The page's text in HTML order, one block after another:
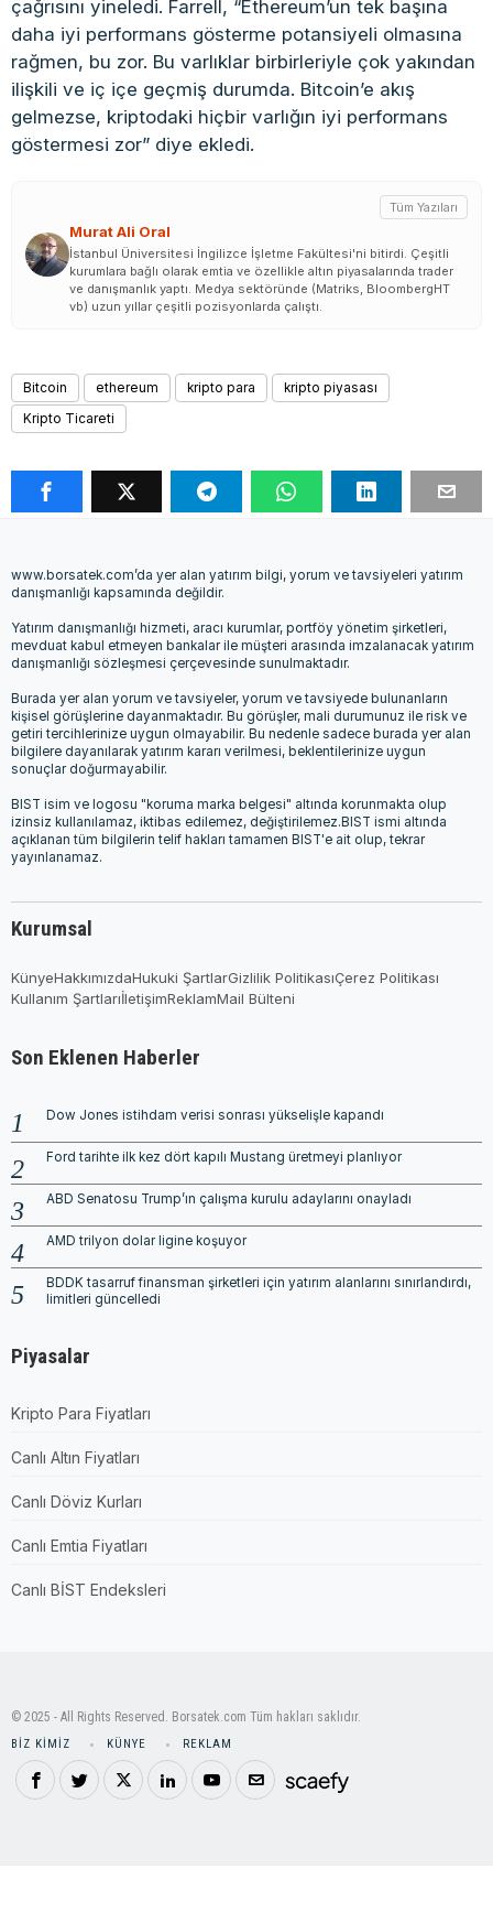
çağrısını yineledi. Farrell, “Ethereum’un tek başına
daha iyi performans gösterme potansiyeli olmasına
rağmen, bu zor. Bu varlıklar birbirleriyle çok yakından
ilişkili ve iç içe geçmiş durumda. Bitcoin’e akış
gelmezse, kriptodaki hiçbir varlığın iyi performans
göstermesi zor” diye ekledi.
Murat Ali Oral
Tüm Yazıları
İstanbul Üniversitesi İngilizce İşletme Fakültesi'ni bitirdi. Çeşitli
kurumlara bağlı olarak emtia ve özellikle altın piyasalarında trader
ve danışmanlık yaptı. Medya sektöründe (Matriks, BloombergHT
vb) uzun yıllar çeşitli pozisyonlarda çalıştı.
Bitcoin ethereum kripto para
kripto piyasası
Kripto Ticareti
www.borsatek.com’da yer alan yatırım bilgi, yorum ve tavsiyeleri yatırım
danışmanlığı kapsamında değildir.
Yatırım danışmanlığı hizmeti, aracı kurumlar, portföy yönetim şirketleri,
mevduat kabul etmeyen bankalar ile müşteri arasında imzalanacak yatırım
danışmanlığı sözleşmesi çerçevesinde sunulmaktadır.
Burada yer alan yorum ve tavsiyeler, yorum ve tavsiyede bulunanların
kişisel görüşlerine dayanmaktadır. Bu görüşler, mali durumunuz ile risk ve
getiri tercihlerinize uygun olmayabilir. Bu nedenle sadece burada yer alan
bilgilere dayanılarak yatırım kararı verilmesi, beklentilerinize uygun
sonuçlar doğurmayabilir.
BIST isim ve logosu "koruma marka belgesi" altında korunmakta olup
izinsiz kullanılamaz, iktibas edilemez, değiştirilemez.BIST ismi altında
açıklanan tüm bilgilerin telif hakları tamamen BIST'e ait olup, tekrar
yayınlanamaz.
Kurumsal
KünyeHakkımızdaHukuki ŞartlarGizlilik PolitikasıÇerez Politikası
Kullanım ŞartlarıİletişimReklamMail Bülteni
Son Eklenen Haberler
Dow Jones istihdam verisi sonrası yükselişle kapandı
Ford tarihte ilk kez dört kapılı Mustang üretmeyi planlıyor
ABD Senatosu Trump’ın çalışma kurulu adaylarını onayladı
AMD trilyon dolar ligine koşuyor
BDDK tasarruf finansman şirketleri için yatırım alanlarını sınırlandırdı,
limitleri güncelledi
Piyasalar
Kripto Para Fiyatları
Canlı Altın Fiyatları
Canlı Döviz Kurları
Canlı Emtia Fiyatları
Canlı BİST Endeksleri
© 2025 - All Rights Reserved. Borsatek.com Tüm hakları saklıdır.
BIZ KIMIZ KÜNYE REKLAM